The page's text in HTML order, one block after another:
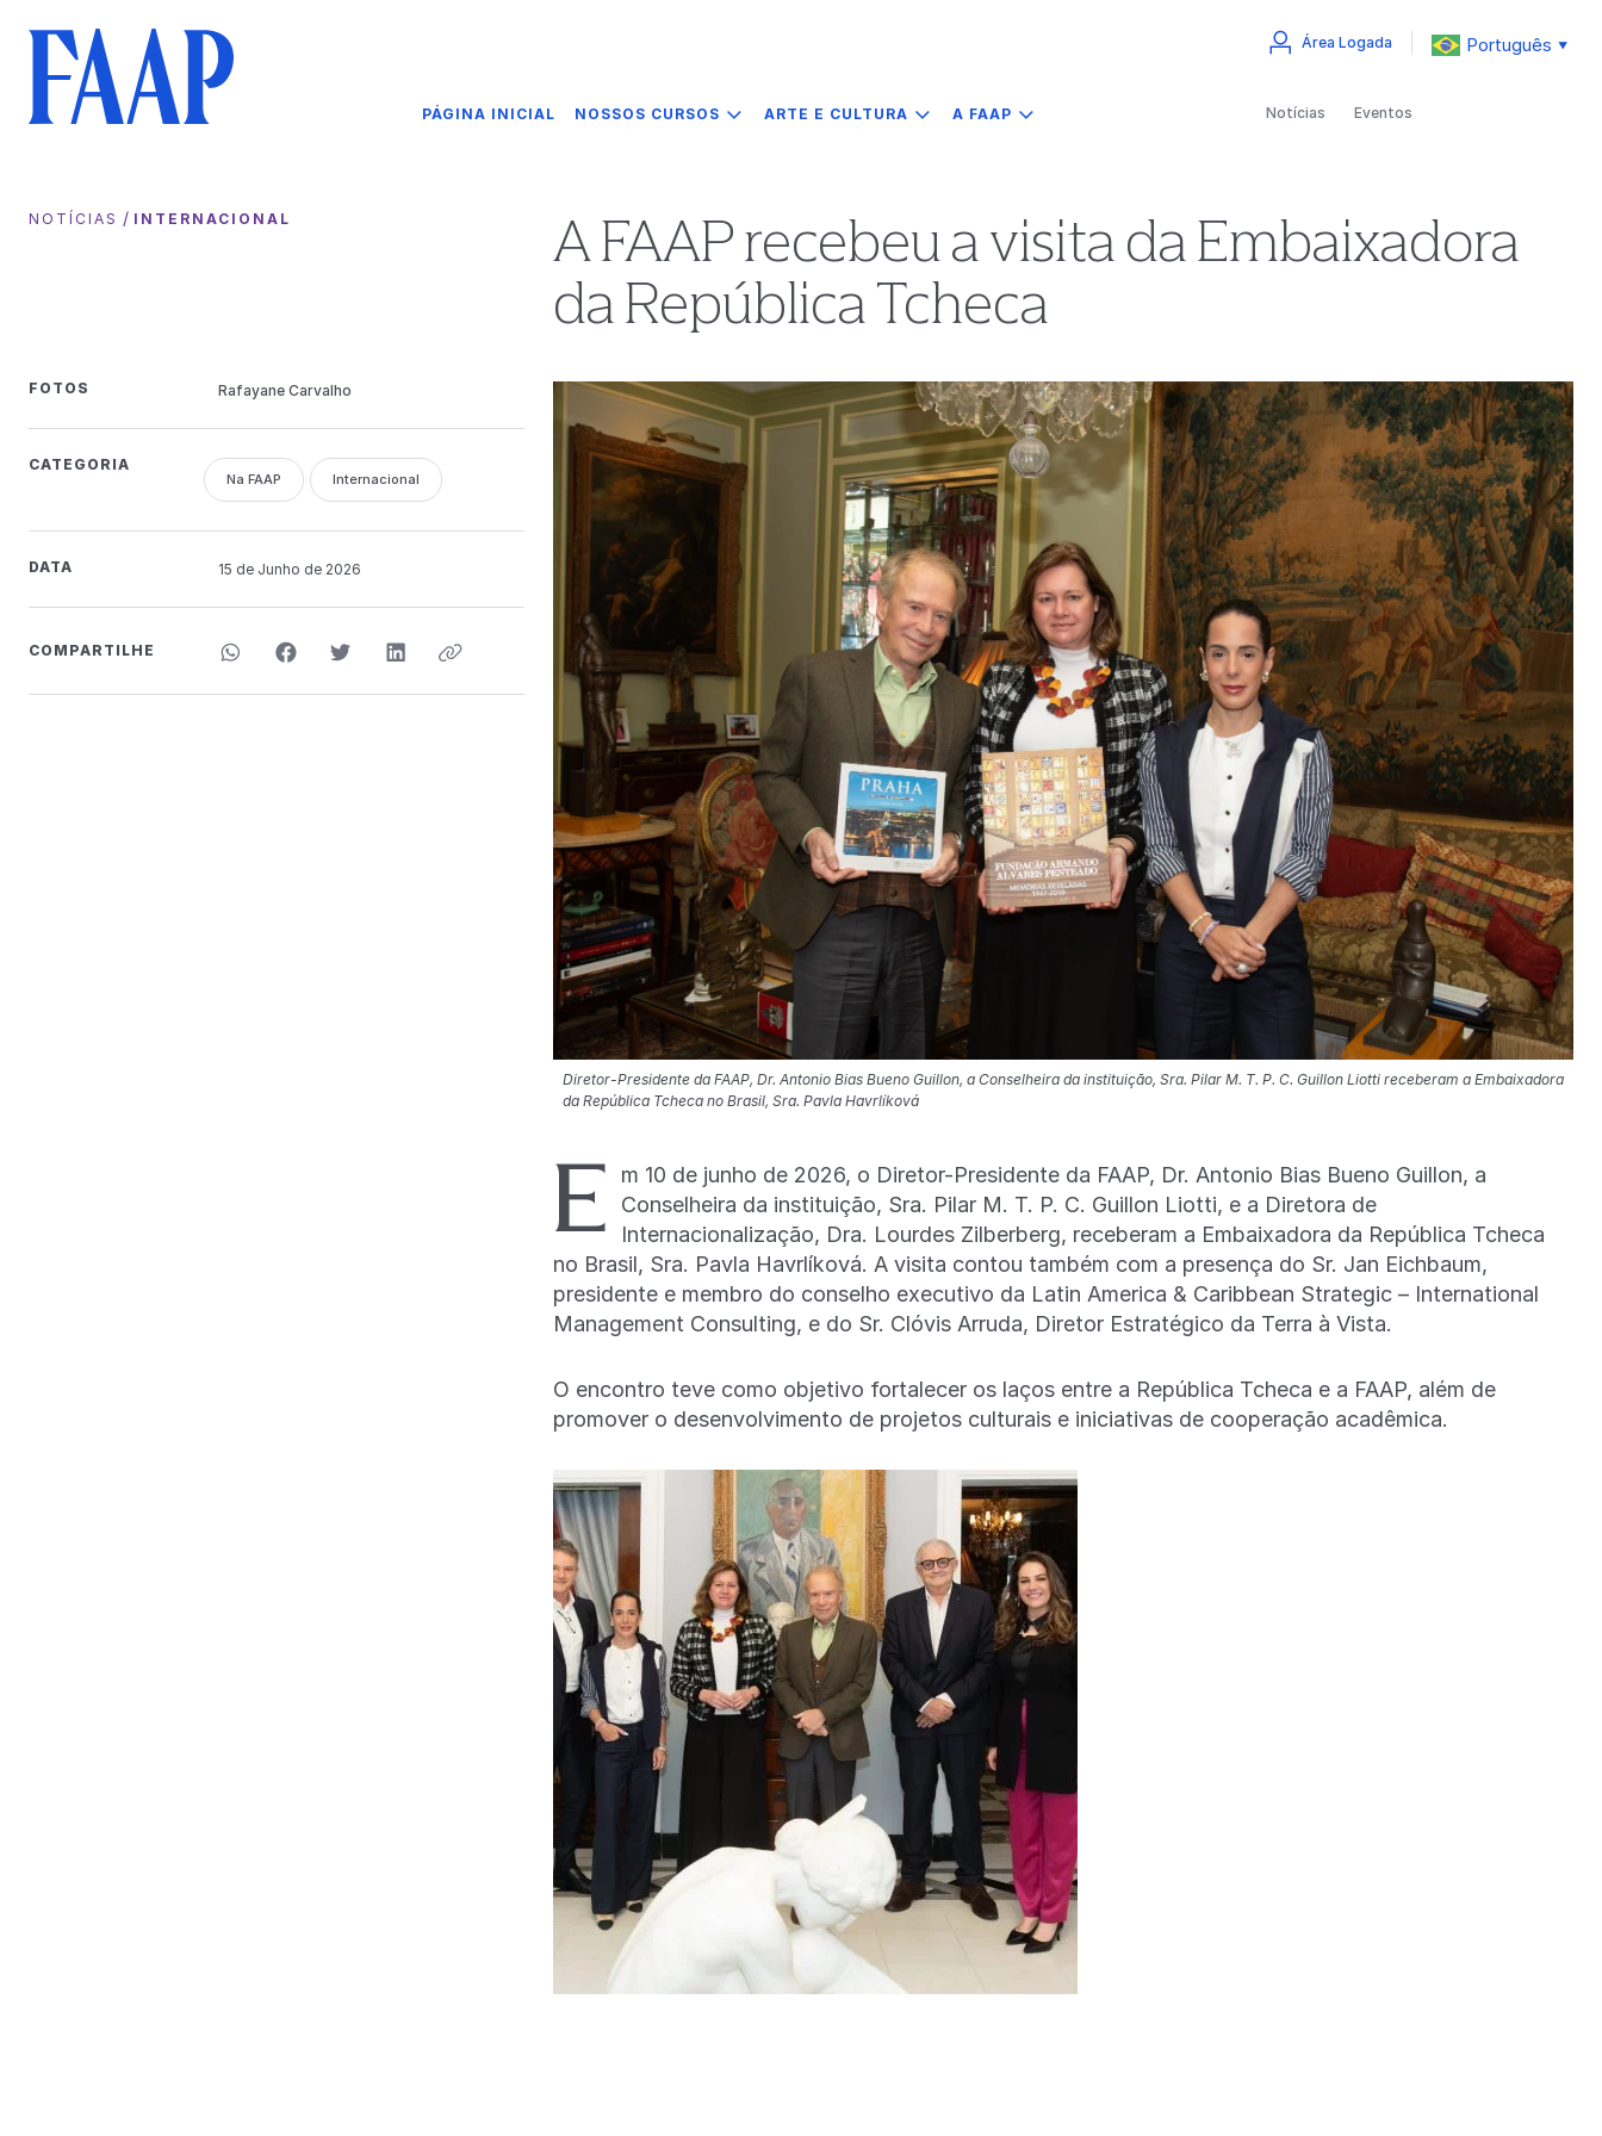
PÁGINA INICIAL NOSSOS CURSOS ARTE E CULTURA A FAAP
Área Logada Português ▼
Notícias Eventos
NOTÍCIAS / INTERNACIONAL
A FAAP recebeu a visita da Embaixadora
da República Tcheca
FOTOS Rafayane Carvalho
CATEGORIA
Na FAAP Internacional
DATA 15 de Junho de 2026
COMPARTILHE
Diretor-Presidente da FAAP, Dr. Antonio Bias Bueno Guillon, a Conselheira da instituição, Sra. Pilar M. T. P. C. Guillon Liotti receberam a Embaixadora
da República Tcheca no Brasil, Sra. Pavla Havrlíková
E
m 10 de junho de 2026, o Diretor-Presidente da FAAP, Dr. Antonio Bias Bueno Guillon, a
Conselheira da instituição, Sra. Pilar M. T. P. C. Guillon Liotti, e a Diretora de
Internacionalização, Dra. Lourdes Zilberberg, receberam a Embaixadora da República Tcheca
no Brasil, Sra. Pavla Havrlíková. A visita contou também com a presença do Sr. Jan Eichbaum,
presidente e membro do conselho executivo da Latin America & Caribbean Strategic – International
Management Consulting, e do Sr. Clóvis Arruda, Diretor Estratégico da Terra à Vista.
O encontro teve como objetivo fortalecer os laços entre a República Tcheca e a FAAP, além de
promover o desenvolvimento de projetos culturais e iniciativas de cooperação acadêmica.